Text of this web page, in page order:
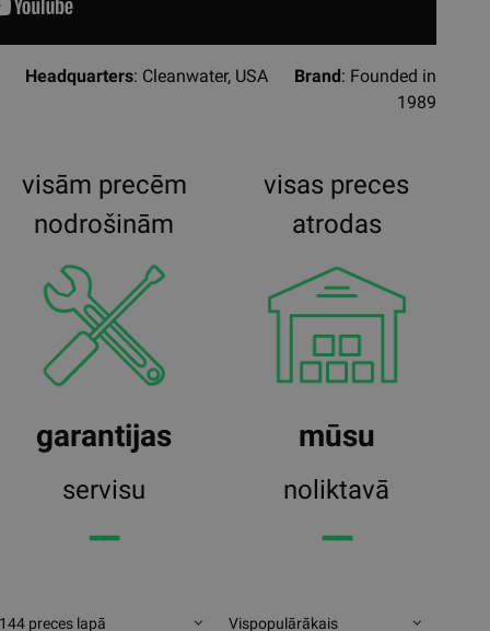
Headquarters: Cleanwater, USA Brand: Founded in
1989
visām precēm
nodrošinām
garantijas
servisu
━━
visas preces
atrodas
mūsu
noliktavā
━━
144 preces lapā Vispopulārākais